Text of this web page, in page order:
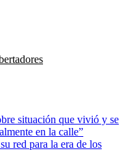
situación que vivió y se
en la calle”
red para la era de los